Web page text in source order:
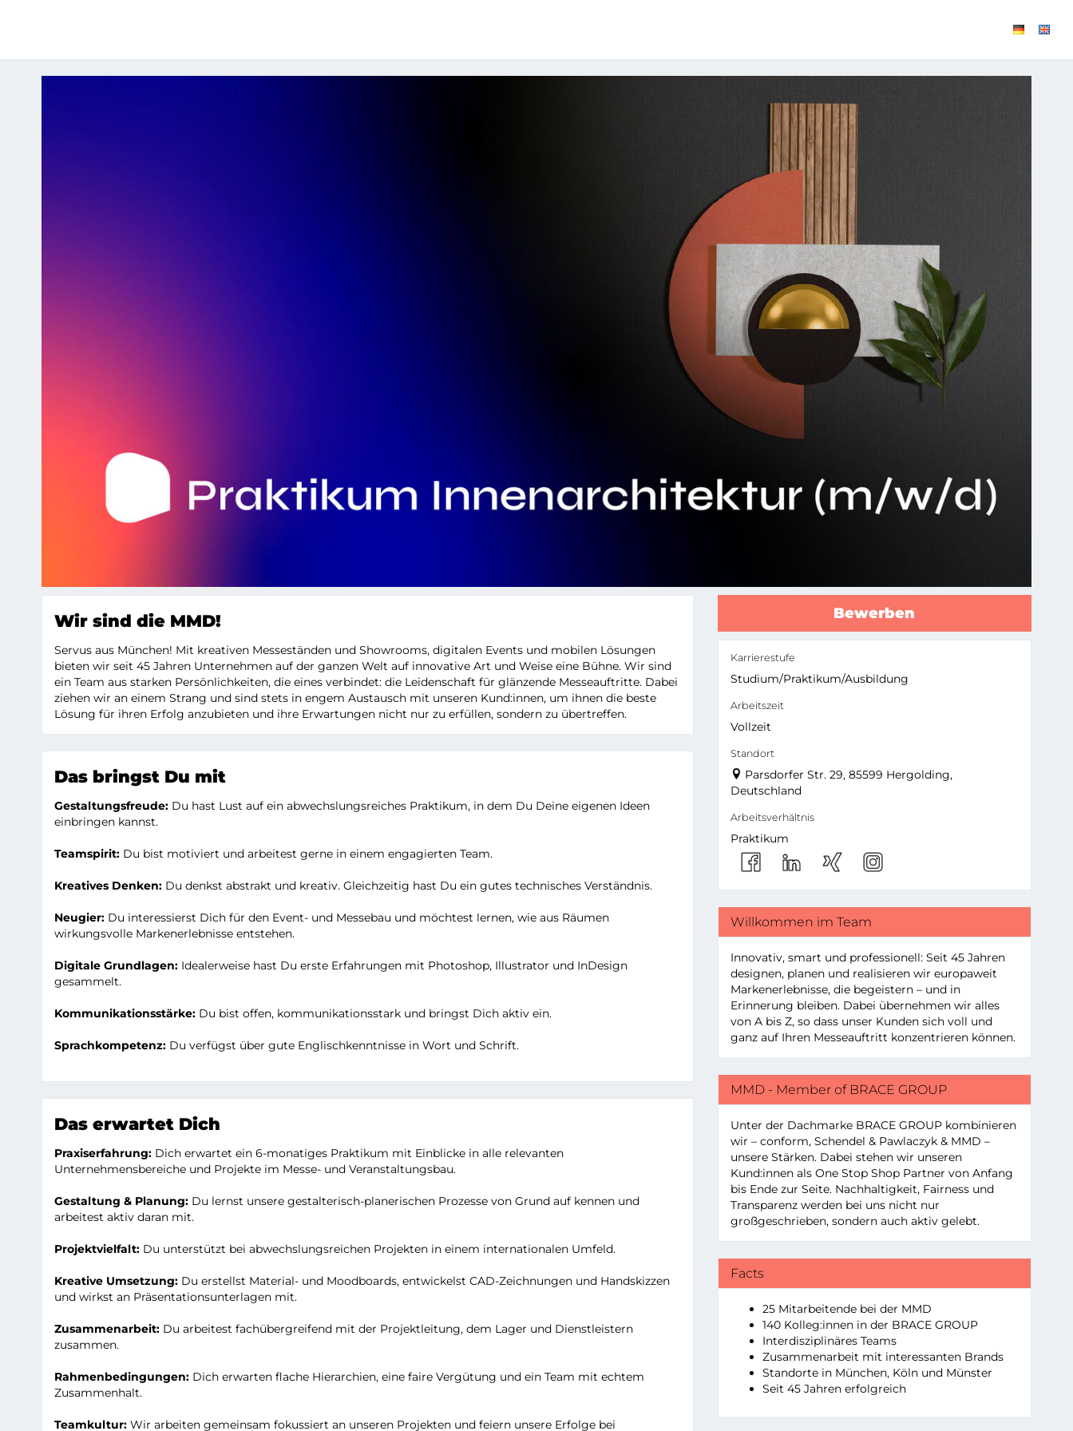
Wir sind die MMD!
Servus aus München! Mit kreativen Messeständen und Showrooms, digitalen Events und mobilen Lösungen
bieten wir seit 45 Jahren Unternehmen auf der ganzen Welt auf innovative Art und Weise eine Bühne. Wir sind
ein Team aus starken Persönlichkeiten, die eines verbindet: die Leidenschaft für glänzende Messeauftritte. Dabei
ziehen wir an einem Strang und sind stets in engem Austausch mit unseren Kund:innen, um ihnen die beste
Lösung für ihren Erfolg anzubieten und ihre Erwartungen nicht nur zu erfüllen, sondern zu übertreffen.
Das bringst Du mit
Gestaltungsfreude: Du hast Lust auf ein abwechslungsreiches Praktikum, in dem Du Deine eigenen Ideen
einbringen kannst.
Teamspirit: Du bist motiviert und arbeitest gerne in einem engagierten Team.
Kreatives Denken: Du denkst abstrakt und kreativ. Gleichzeitig hast Du ein gutes technisches Verständnis.
Neugier: Du interessierst Dich für den Event- und Messebau und möchtest lernen, wie aus Räumen
wirkungsvolle Markenerlebnisse entstehen.
Digitale Grundlagen: Idealerweise hast Du erste Erfahrungen mit Photoshop, Illustrator und InDesign
gesammelt.
Kommunikationsstärke: Du bist offen, kommunikationsstark und bringst Dich aktiv ein.
Sprachkompetenz: Du verfügst über gute Englischkenntnisse in Wort und Schrift.
Das erwartet Dich
Praxiserfahrung: Dich erwartet ein 6-monatiges Praktikum mit Einblicke in alle relevanten
Unternehmensbereiche und Projekte im Messe- und Veranstaltungsbau.
Gestaltung & Planung: Du lernst unsere gestalterisch-planerischen Prozesse von Grund auf kennen und
arbeitest aktiv daran mit.
Projektvielfalt: Du unterstützt bei abwechslungsreichen Projekten in einem internationalen Umfeld.
Kreative Umsetzung: Du erstellst Material- und Moodboards, entwickelst CAD-Zeichnungen und Handskizzen
und wirkst an Präsentationsunterlagen mit.
Zusammenarbeit: Du arbeitest fachübergreifend mit der Projektleitung, dem Lager und Dienstleistern
zusammen.
Rahmenbedingungen: Dich erwarten flache Hierarchien, eine faire Vergütung und ein Team mit echtem
Zusammenhalt.
Teamkultur: Wir arbeiten gemeinsam fokussiert an unseren Projekten und feiern unsere Erfolge bei
Bewerben
Karrierestufe
Studium/Praktikum/Ausbildung
Arbeitszeit
Vollzeit
Standort
Parsdorfer Str. 29, 85599 Hergolding,
Deutschland
Arbeitsverhältnis
Praktikum
Willkommen im Team
Innovativ, smart und professionell: Seit 45 Jahren
designen, planen und realisieren wir europaweit
Markenerlebnisse, die begeistern – und in
Erinnerung bleiben. Dabei übernehmen wir alles
von A bis Z, so dass unser Kunden sich voll und
ganz auf Ihren Messeauftritt konzentrieren können.
MMD - Member of BRACE GROUP
Unter der Dachmarke BRACE GROUPkombinieren
wir – conform, Schendel & Pawlaczyk & MMD –
unsere Stärken. Dabei stehen wir unseren
Kund:innen als One Stop Shop Partner von Anfang
bis Ende zur Seite. Nachhaltigkeit, Fairness und
Transparenz werden bei uns nicht nur
großgeschrieben, sondern auch aktiv gelebt.
Facts
25 Mitarbeitende bei der MMD
140 Kolleg:innen in der BRACE GROUP
Interdisziplinäres Teams
Zusammenarbeit mit interessanten Brands
Standorte in München, Köln und Münster
Seit 45 Jahren erfolgreich